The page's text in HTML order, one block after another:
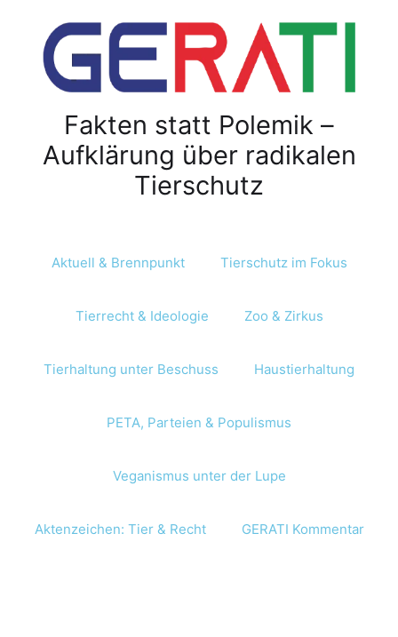
Fakten statt Polemik –
Aufklärung über radikalen
Tierschutz
Aktuell & Brennpunkt Tierschutz im Fokus
Tierrecht & Ideologie Zoo & Zirkus
Tierhaltung unter Beschuss Haustierhaltung
PETA, Parteien & Populismus
Veganismus unter der Lupe
Aktenzeichen: Tier & Recht GERATI Kommentar